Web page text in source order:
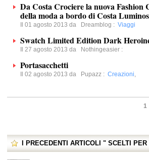
Da Costa Crociere la nuova Fashion
della moda a bordo di Costa
Il 01 agosto 2013 da Dreamblog : Viaggi
Swatch Limited Edition Dark
Il 27 agosto 2013 da Nothingeasier :
Portasacchetti
Il 02 agosto 2013 da Pupazz : Creazioni,
1
I PRECEDENTI ARTICOLI " SCELTI